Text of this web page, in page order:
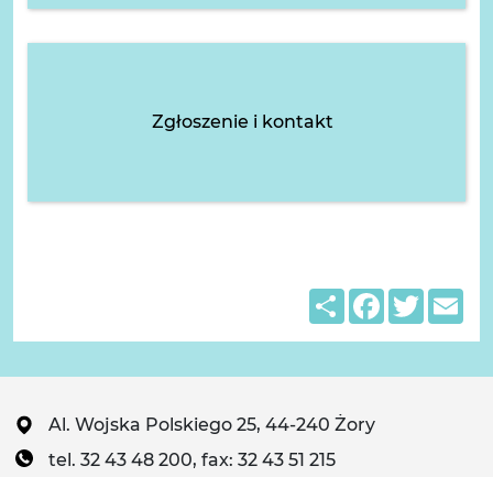
Zgłoszenie i kontakt
ShareFacebook
Twitter
Al. Wojska Polskiego 25, 44-240 Żory
tel. 32 43 48 200, fax: 32 43 51 215